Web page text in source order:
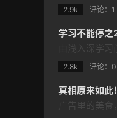
2.9k 评论：1
学习不能停之
2.8k 评论：0
真相原来如此